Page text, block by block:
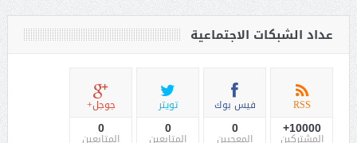
عداد الشبكات الاجتماعية
RSS
10000+
المشتركين
فيس بوك
0
المعجبين
تويتر
0
المتابعين
جوجل+
0
المتابعين